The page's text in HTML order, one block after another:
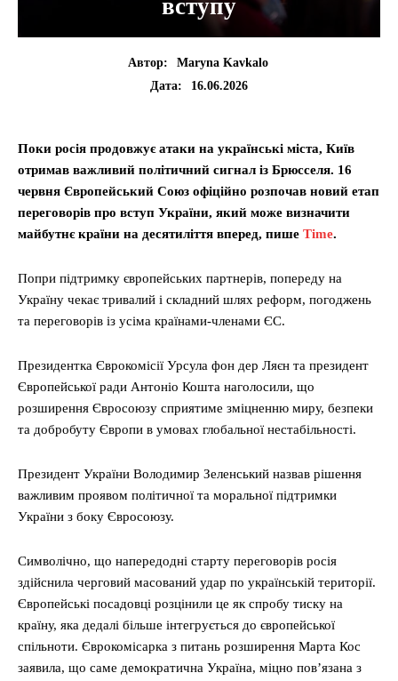
вступу
Автор:
Maryna Kavkalo
Дата:
16.06.2026
Поки росія продовжує атаки на українські міста, Київ
отримав важливий політичний сигнал із Брюсселя. 16
червня Європейський Союз офіційно розпочав новий етап
переговорів про вступ України, який може визначити
майбутнє країни на десятиліття вперед, пише Time.
Попри підтримку європейських партнерів, попереду на
Україну чекає тривалий і складний шлях реформ, погоджень
та переговорів із усіма країнами-членами ЄС.
Президентка Єврокомісії Урсула фон дер Ляєн та президент
Європейської ради Антоніо Кошта наголосили, що
розширення Євросоюзу сприятиме зміцненню миру, безпеки
та добробуту Європи в умовах глобальної нестабільності.
Президент України Володимир Зеленський назвав рішення
важливим проявом політичної та моральної підтримки
України з боку Євросоюзу.
Символічно, що напередодні старту переговорів росія
здійснила черговий масований удар по українській території.
Європейські посадовці розцінили це як спробу тиску на
країну, яка дедалі більше інтегрується до європейської
спільноти. Єврокомісарка з питань розширення Марта Кос
заявила, що саме демократична Україна, міцно пов’язана з